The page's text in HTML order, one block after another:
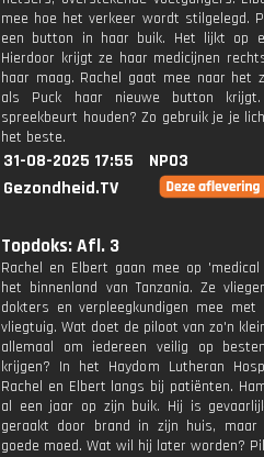
mee hoe het verkeer wordt stilgelegd.
een button in haar buik. Het lijkt op
Hierdoor krijgt ze haar medicijnen
haar maag. Rachel gaat mee naar het
als Puck haar nieuwe button
spreekbeurt houden? Zo gebruik je je
het beste.
31-08-2025 17:55
NPO3
Gezondheid.TV
Topdoks: Afl. 3
Rachel en Elbert gaan mee op
het binnenland van Tanzania. Ze
dokters en verpleegkundigen mee met
vliegtuig. Wat doet de piloot van zo'n
allemaal om iedereen veilig op
krijgen? In het Haydom Lutheran
Rachel en Elbert langs bij patiënten.
al een jaar op zijn buik. Hij is
geraakt door brand in zijn huis,
goede moed. Wat wil hij later worden?